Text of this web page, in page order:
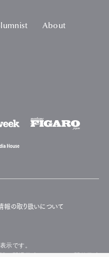
About
の取り扱いについて
示です。